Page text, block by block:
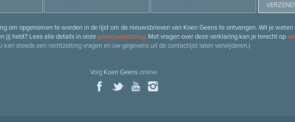
om opgenomen te worden in de lijst om de nieuwsbrieven van Koen Geens te ontvangen. Wil je
jij hebt? Lees alle details in onze privacyverklaring. Met vragen over deze verklaring kan je terecht op
kan steeds een rechtzetting vragen en uw gegevens uit de contactlijst laten verwijderen.)
Volg Koen Geensonline: